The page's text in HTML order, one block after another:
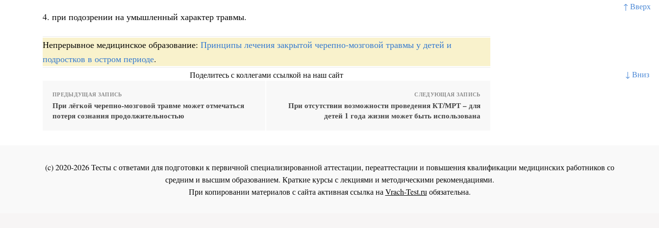
↑ Вверх
↓ Вниз
4. при подозрении на умышленный характер травмы.
Непрерывное медицинское образование: Принципы лечения закрытой черепно-мозговой травмы у детей и
подростков в остром периоде.
Поделитесь с коллегами ссылкой на наш сайт
ПРЕДЫДУЩАЯ ЗАПИСЬ
При лёгкой черепно-мозговой травме может отмечаться
потеря сознания продолжительностью
СЛЕДУЮЩАЯ ЗАПИСЬ
При отсутствии возможности проведения КТ/МРТ – для
детей 1 года жизни может быть использована
(c) 2020-2026 Тесты с ответами для подготовки к первичной специализированной аттестации, переаттестации и повышения квалификации медицинских работников со
средним и высшим образованием. Краткие курсы с лекциями и методическими рекомендациями.
При копировании материалов с сайта активная ссылка наVrach-Test.ruобязательна.